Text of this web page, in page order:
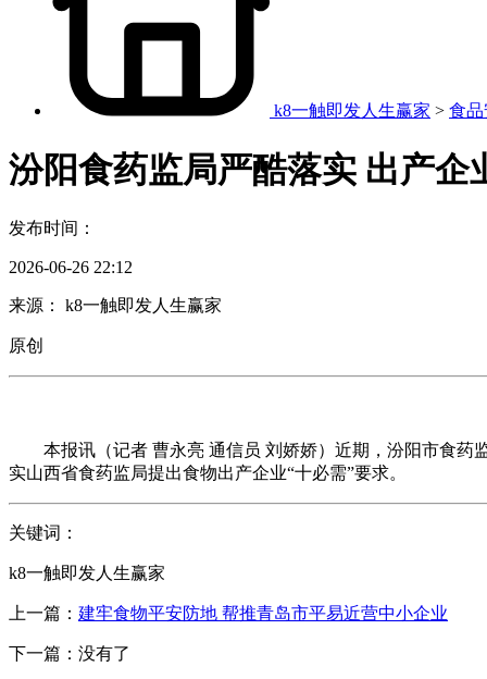
k8一触即发人生赢家 > 食
汾阳食药监局严酷落实 出产企
发布时间：
2026-06-26 22:12
来源： k8一触即发人生赢家
原创
本报讯（记者 曹永亮 通信员 刘娇娇）近期，汾阳市食药
实山西省食药监局提出食物出产企业“十必需”要求。
关键词：
k8一触即发人生赢家
上一篇： 建牢食物平安防地 帮推青岛市平易近营中小企业
下一篇：没有了